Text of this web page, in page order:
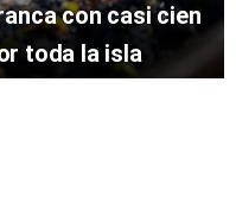
con casi cien
toda la isla